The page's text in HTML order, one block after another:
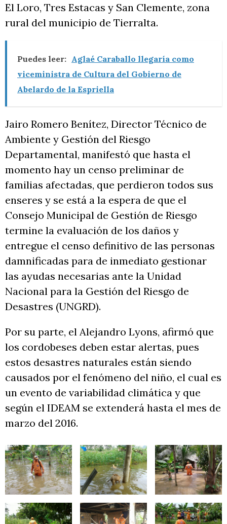
El Loro, Tres Estacas y San Clemente, zona
rural del municipio de Tierralta.
Puedes leer: Aglaé Caraballo llegaría como
viceministra de Cultura del Gobierno de
Abelardo de la Espriella
Jairo Romero Benítez, Director Técnico de
Ambiente y Gestión del Riesgo
Departamental, manifestó que hasta el
momento hay un censo preliminar de
familias afectadas, que perdieron todos sus
enseres y se está a la espera de que el
Consejo Municipal de Gestión de Riesgo
termine la evaluación de los daños y
entregue el censo definitivo de las personas
damnificadas para de inmediato gestionar
las ayudas necesarias ante la Unidad
Nacional para la Gestión del Riesgo de
Desastres (UNGRD).
Por su parte, el Alejandro Lyons, afirmó que
los cordobeses deben estar alertas, pues
estos desastres naturales están siendo
causados por el fenómeno del niño, el cual es
un evento de variabilidad climática y que
según el IDEAM se extenderá hasta el mes de
marzo del 2016.